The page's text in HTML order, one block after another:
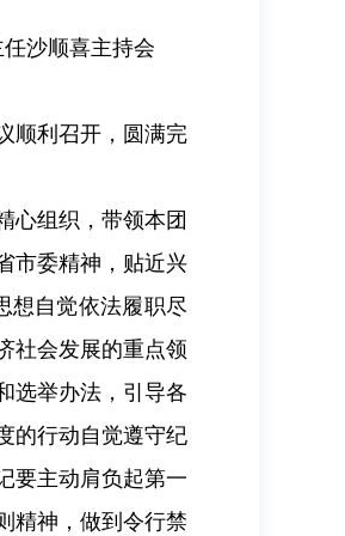
沙顺喜主持会
顺利召开，圆满完
心组织，带领本团
市委精神，贴近兴
想自觉依法履职尽
社会发展的重点领
选举办法，引导各
的行动自觉遵守纪
要主动肩负起第一
精神，做到令行禁